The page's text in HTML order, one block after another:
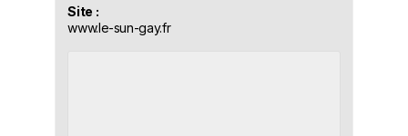
Site :
www.le-sun-gay.fr